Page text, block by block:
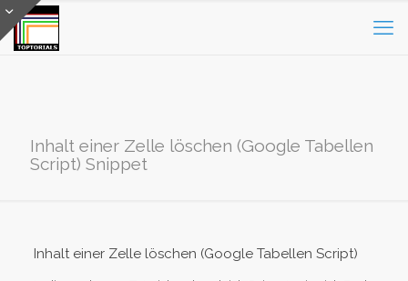
Inhalt einer Zelle löschen (Google Tabellen
Script) Snippet
Inhalt einer Zelle löschen (Google Tabellen Script)